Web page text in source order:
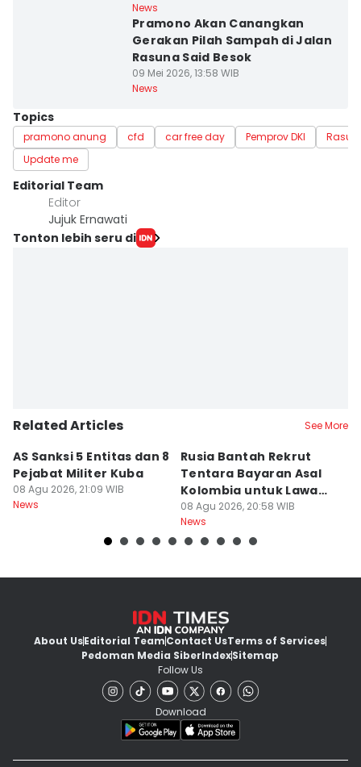
News
Pramono Akan Canangkan
Gerakan Pilah Sampah di Jalan
Rasuna Said Besok
09 Mei 2026, 13:58 WIB
News
Topics
pramono anung cfd car free day Pemprov DKI
Update me
Editorial Team
Editor
Jujuk Ernawati
Tonton lebih seru di
Related Articles See More
AS Sanksi 5 Entitas dan 8
Pejabat Militer Kuba
08 Agu 2026, 21:09 WIB
News
Rusia Bantah Rekrut
Tentara Bayaran Asal
Kolombia untuk Lawan
Ukraina
08 Agu 2026, 20:58 WIB
News
About UsEditorial TeamContact UsTerms of Services
Pedoman Media SiberIndexSitemap
Follow Us
Download